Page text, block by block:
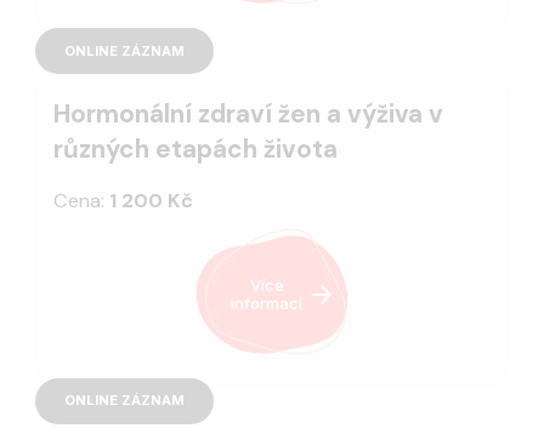
ONLINE ZÁZNAM
Hormonální zdraví žen a výživa v
různých etapách života
Cena: 1 200 Kč
Více
informací
ONLINE ZÁZNAM